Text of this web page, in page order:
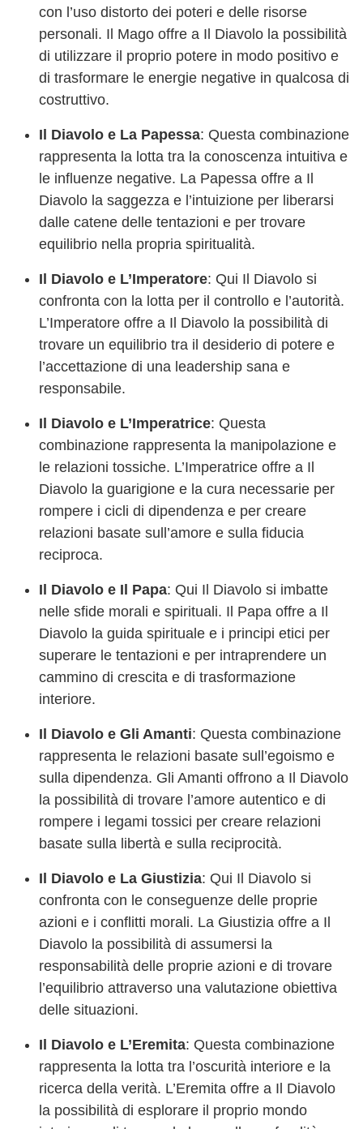
con l’uso distorto dei poteri e delle risorse
personali. Il Mago offre a Il Diavolo la possibilità
di utilizzare il proprio potere in modo positivo e
di trasformare le energie negative in qualcosa di
costruttivo.
Il Diavolo e La Papessa: Questa combinazione
rappresenta la lotta tra la conoscenza intuitiva e
le influenze negative. La Papessa offre a Il
Diavolo la saggezza e l’intuizione per liberarsi
dalle catene delle tentazioni e per trovare
equilibrio nella propria spiritualità.
Il Diavolo e L’Imperatore: Qui Il Diavolo si
confronta con la lotta per il controllo e l’autorità.
L’Imperatore offre a Il Diavolo la possibilità di
trovare un equilibrio tra il desiderio di potere e
l’accettazione di una leadership sana e
responsabile.
Il Diavolo e L’Imperatrice: Questa
combinazione rappresenta la manipolazione e
le relazioni tossiche. L’Imperatrice offre a Il
Diavolo la guarigione e la cura necessarie per
rompere i cicli di dipendenza e per creare
relazioni basate sull’amore e sulla fiducia
reciproca.
Il Diavolo e Il Papa: Qui Il Diavolo si imbatte
nelle sfide morali e spirituali. Il Papa offre a Il
Diavolo la guida spirituale e i principi etici per
superare le tentazioni e per intraprendere un
cammino di crescita e di trasformazione
interiore.
Il Diavolo e Gli Amanti: Questa combinazione
rappresenta le relazioni basate sull’egoismo e
sulla dipendenza. Gli Amanti offrono a Il Diavolo
la possibilità di trovare l’amore autentico e di
rompere i legami tossici per creare relazioni
basate sulla libertà e sulla reciprocità.
Il Diavolo e La Giustizia: Qui Il Diavolo si
confronta con le conseguenze delle proprie
azioni e i conflitti morali. La Giustizia offre a Il
Diavolo la possibilità di assumersi la
responsabilità delle proprie azioni e di trovare
l’equilibrio attraverso una valutazione obiettiva
delle situazioni.
Il Diavolo e L’Eremita: Questa combinazione
rappresenta la lotta tra l’oscurità interiore e la
ricerca della verità. L’Eremita offre a Il Diavolo
la possibilità di esplorare il proprio mondo